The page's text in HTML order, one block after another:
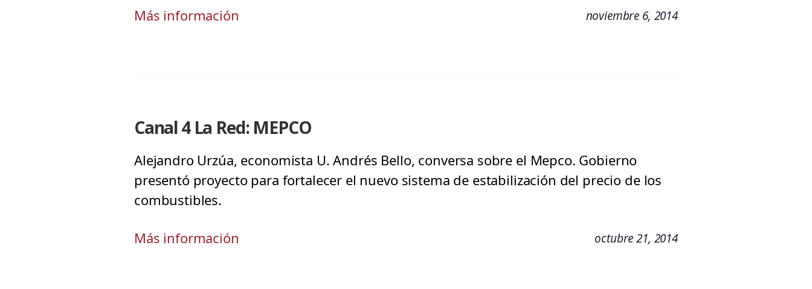
Más información noviembre 6, 2014
Canal 4 La Red: MEPCO
Alejandro Urzúa, economista U. Andrés Bello, conversa sobre el Mepco. Gobierno
presentó proyecto para fortalecer el nuevo sistema de estabilización del precio de los
combustibles.
Más información octubre 21, 2014